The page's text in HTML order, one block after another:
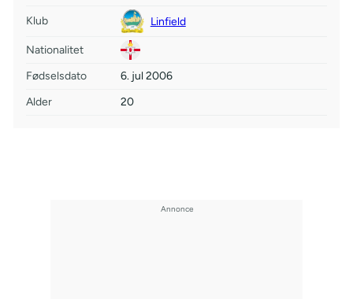
Klub Linfield
Nationalitet
Fødselsdato
6. jul 2006
Alder
20